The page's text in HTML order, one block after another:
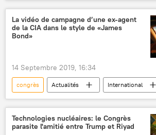
La vidéo de campagne d’une ex-agent
de la CIA dans le style de «James
Bond»
14 Septembre 2019, 16:34
congrès Actualités
International
CIA
James Bond
États-Unis
campagne
Valeria Plame
agent
armes nucléaires
Donald Trump
Technologies nucléaires: le Congrès
parasite l'amitié entre Trump et Riyad